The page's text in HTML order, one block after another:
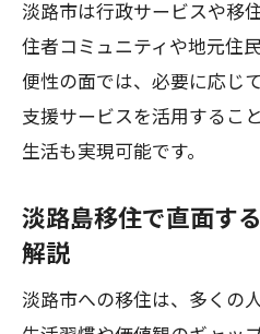
淡路市は行政サービスや移
住者コミュニティや地元住
便性の面では、必要に応じ
支援サービスを活用するこ
生活も実現可能です。
淡路島移住で直面す
解説
淡路市への移住は、多くの